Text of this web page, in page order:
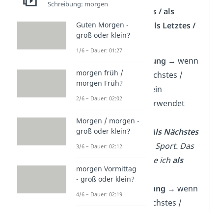
wie
„als Nächstes / als
nächstes“und
„als Letztes /
als letztes“:
Großschreibung → wenn
das Wort „Nächstes /
Letztes“ wie ein
Substantiv verwendet
wird.
➡️Beispiele:
Als Nächstes
gehe ich zum Sport. Das
Beispiel nenne ichals
Letztes.
Kleinschreibung → wenn
das Wort „nächstes /
Schreibung: morgen
Guten Morgen -
groß oder klein?
1/6 – Dauer: 01:27
morgen früh /
morgen Früh?
2/6 – Dauer: 02:02
Morgen / morgen -
groß oder klein?
3/6 – Dauer: 02:12
morgen Vormittag
- groß oder klein?
4/6 – Dauer: 02:19